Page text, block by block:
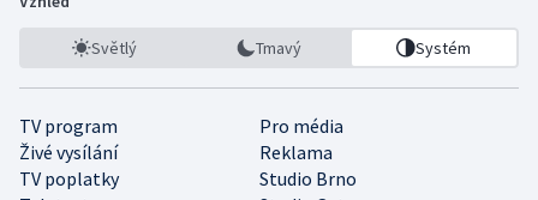
Světlý Tmavý Systém
TV program
Pro média
Živé vysílání
Reklama
TV poplatky
Studio Brno